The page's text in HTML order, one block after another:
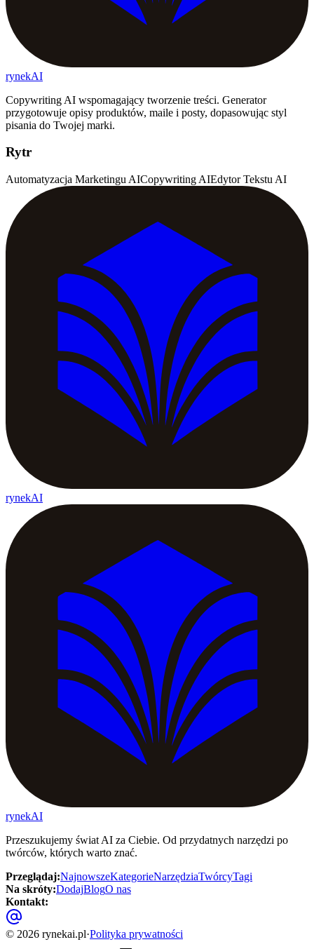
rynekAI
Copywriting AI wspomagający tworzenie treści. Generator
przygotowuje opisy produktów, maile i posty, dopasowując styl
pisania do Twojej marki.
Rytr
Automatyzacja Marketingu AICopywriting AIEdytor Tekstu AI
rynekAI
rynekAI
Przeszukujemy świat AI za Ciebie. Od przydatnych narzędzi po
twórców, których warto znać.
Przeglądaj:NajnowszeKategorieNarzędziaTwórcyTagi
Na skróty:DodajBlogO nas
Kontakt:
© 2026 rynekai.pl·Polityka prywatności